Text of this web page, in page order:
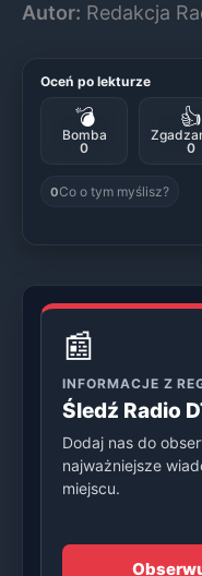
Autor: Redakcja
Oceń po lekturze
💣
Bomba
0
👍
0
0Co o tym myślisz?
📰
INFORMACJE Z
Śledź Radio
Dodaj nas do
najważniejsze
miejscu.